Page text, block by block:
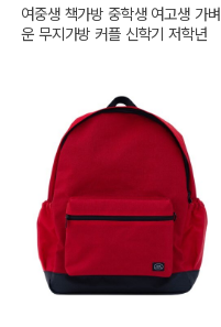
여중생 책가방 중학생 여고생 가벼
운 무지가방 커플 신학기 저학년